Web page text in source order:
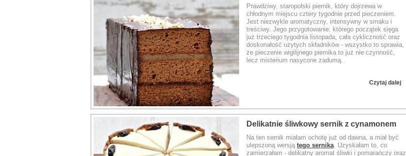
Prawdziwy, staropolski piernik, który dojrzewa w
chłodnym miejscu cztery tygodnie przed pieczeniem.
Jest niezwykle aromatyczny, intensywny w smaku i
treściwy. Jego przygotowanie, którego początek sięga
już trzeciego tygodnia listopada, cała cykliczność oraz
doskonałość użytych składników - wszystko to sprawia,
że pieczenie wigilijnego piernika to już nie czynność,
lecz misterium nasycone zadumą.
Czytaj dalej
Delikatnie śliwkowy sernik z cynamonem
Na ten sernik miałam ochotę już od dawna, a miał być
ulepszoną wersją tego sernika. Uzyskałam to, co
zamierzałam - delikatny aromat śliwki i pomarańczy oraz